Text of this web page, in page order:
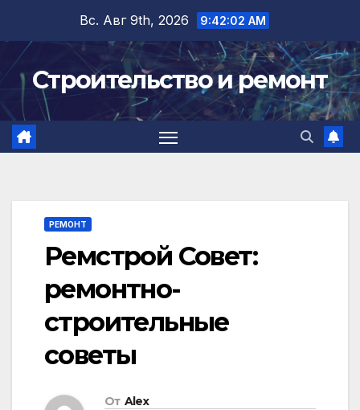
содержимому
Вс. Авг 9th, 2026 9:42:03 AM
Строительство и ремонт
РЕМОНТ
Ремстрой Совет:
ремонтно-
строительные
советы
От Alex